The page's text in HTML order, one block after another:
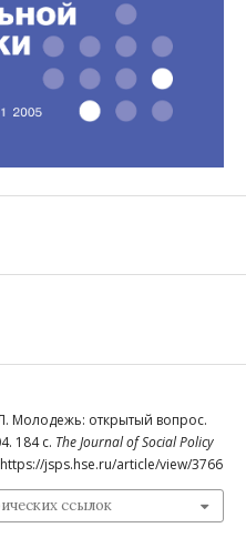
Молодежь: открытый вопрос.
184 с. The Journal of Social Policy
jsps.hse.ru/article/view/3766
ссылок